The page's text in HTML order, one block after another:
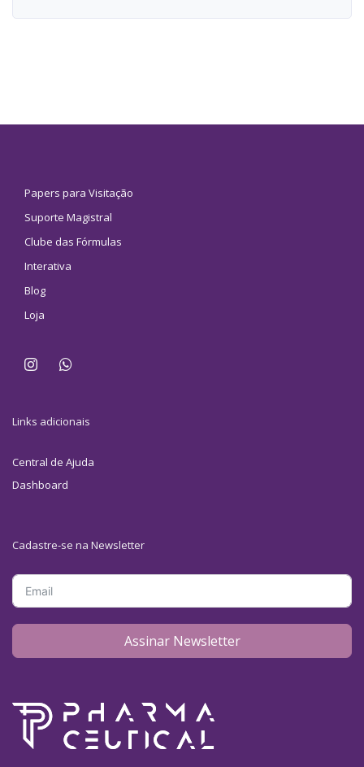
Papers para Visitação
Suporte Magistral
Clube das Fórmulas
Interativa
Blog
Loja
Links adicionais
Central de Ajuda
Dashboard
Cadastre-se na Newsletter
Assinar Newsletter